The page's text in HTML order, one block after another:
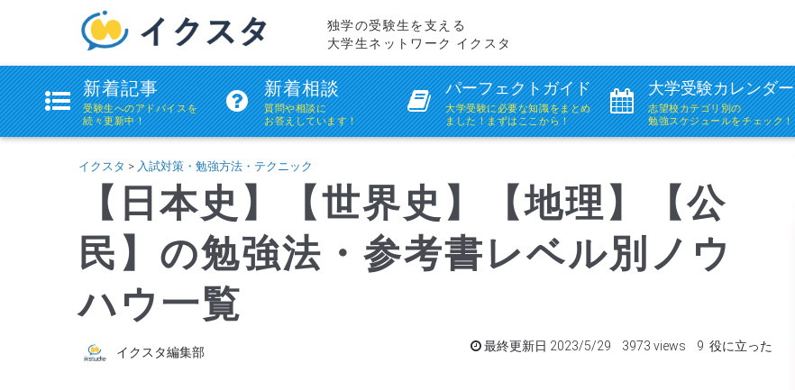
ikstudie(イ
ク
ス
タ)
独学の受験生を支える
大学生ネットワーク イクスタ
新着記事
受験生へのアドバイスを
続々更新中！
新着相談
質問や相談に
お答えしています！
パーフェクトガイド
大学受験に必要な知識をまとめ
ました！まずはここから！
大学受験カレンダー
志望校カテゴリ別の
勉強スケジュールをチェック！
イクスタ > 入試対策・勉強方法・テクニック
【日本史】【世界史】【地理】【公
民】の勉強法・参考書レベル別ノウ
ハウ一覧
イクスタ編集部 最終更新日 2023/5/29 3973 views 9 役に立った